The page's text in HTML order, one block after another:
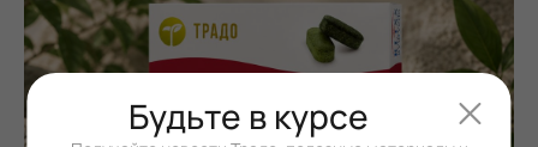
Будьте в курсе